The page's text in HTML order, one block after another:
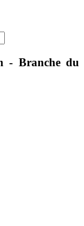
- Branche du